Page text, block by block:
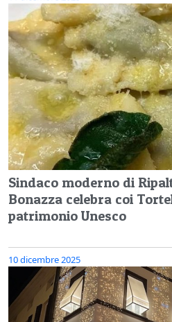
Sindaco moderno di
Bonazza celebra coi
patrimonio Unesco
10 dicembre 2025